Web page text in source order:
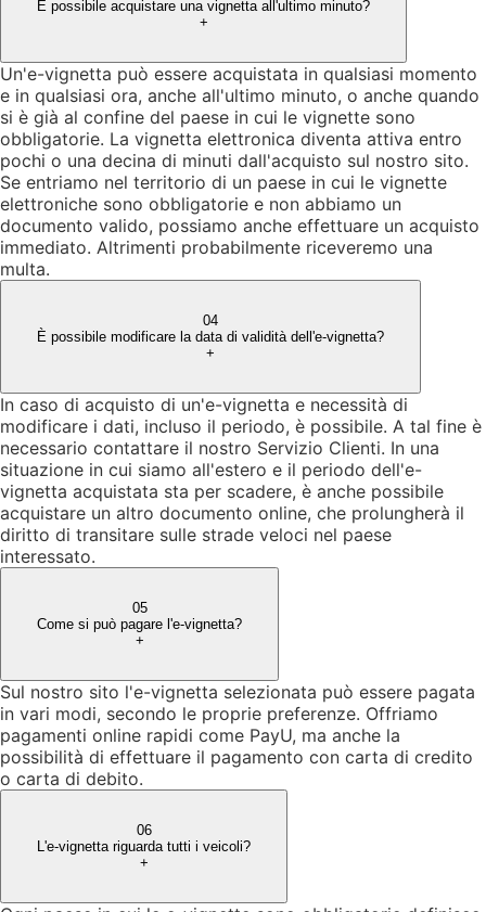
È possibile acquistare una vignetta all'ultimo minuto?
+
Un'e-vignetta può essere acquistata in qualsiasi momento
e in qualsiasi ora, anche all'ultimo minuto, o anche quando
si è già al confine del paese in cui le vignette sono
obbligatorie. La vignetta elettronica diventa attiva entro
pochi o una decina di minuti dall'acquisto sul nostro sito.
Se entriamo nel territorio di un paese in cui le vignette
elettroniche sono obbligatorie e non abbiamo un
documento valido, possiamo anche effettuare un acquisto
immediato. Altrimenti probabilmente riceveremo una
multa.
04
È possibile modificare la data di validità dell'e-vignetta?
+
In caso di acquisto di un'e-vignetta e necessità di
modificare i dati, incluso il periodo, è possibile. A tal fine è
necessario contattare il nostro Servizio Clienti. In una
situazione in cui siamo all'estero e il periodo dell'e-
vignetta acquistata sta per scadere, è anche possibile
acquistare un altro documento online, che prolungherà il
diritto di transitare sulle strade veloci nel paese
interessato.
05
Come si può pagare l'e-vignetta?
+
Sul nostro sito l'e-vignetta selezionata può essere pagata
in vari modi, secondo le proprie preferenze. Offriamo
pagamenti online rapidi come PayU, ma anche la
possibilità di effettuare il pagamento con carta di credito
o carta di debito.
06
L'e-vignetta riguarda tutti i veicoli?
+